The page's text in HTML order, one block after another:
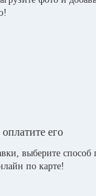
его
выберите способ
по карте!